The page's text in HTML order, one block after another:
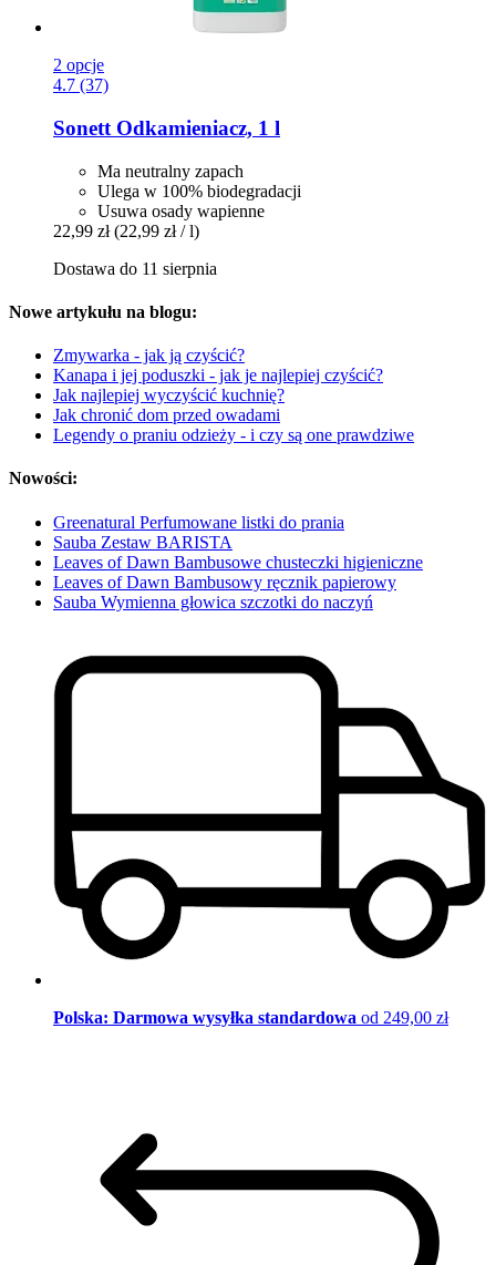
2 opcje
4.7 (37)
Sonett Odkamieniacz, 1 l
Ma neutralny zapach
Ulega w 100% biodegradacji
Usuwa osady wapienne
22,99 zł (22,99 zł / l)
Dostawa do 11 sierpnia
Nowe artykułu na blogu:
Zmywarka - jak ją czyścić?
Kanapa i jej poduszki - jak je najlepiej czyścić?
Jak najlepiej wyczyścić kuchnię?
Jak chronić dom przed owadami
Legendy o praniu odzieży - i czy są one prawdziwe
Nowości:
Greenatural Perfumowane listki do prania
Sauba Zestaw BARISTA
Leaves of Dawn Bambusowe chusteczki higieniczne
Leaves of Dawn Bambusowy ręcznik papierowy
Sauba Wymienna głowica szczotki do naczyń
Polska: Darmowa wysyłka standardowa od 249,00 zł